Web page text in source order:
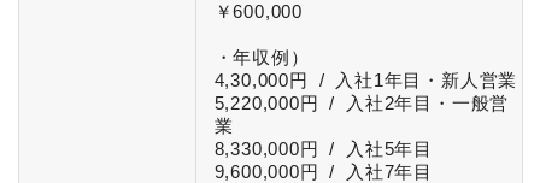
￥600,000
・年収例）
4,30,000円 / 入社1年目・新人営業
5,220,000円 / 入社2年目・一般営
業
8,330,000円 / 入社5年目
9,600,000円 / 入社7年目